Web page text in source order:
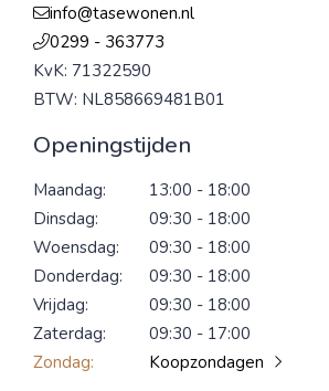
info@tasewonen.nl
0299 - 363773
KvK: 71322590
BTW: NL858669481B01
Openingstijden
Maandag:
13:00 - 18:00
Dinsdag:
09:30 - 18:00
Woensdag:
09:30 - 18:00
Donderdag:
09:30 - 18:00
Vrijdag:
09:30 - 18:00
Zaterdag:
09:30 - 17:00
Zondag:
Koopzondagen